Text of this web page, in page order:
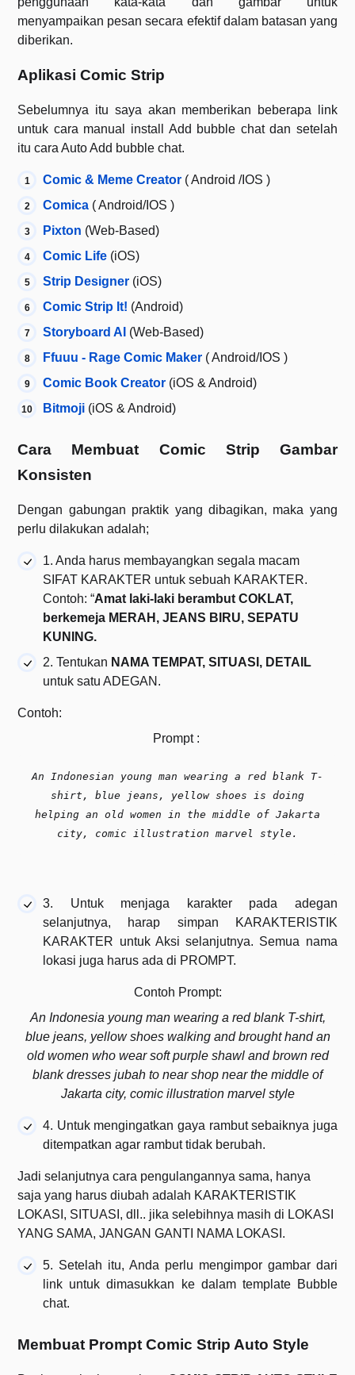
menyampaikan pesan secara efektif dalam batasan yang
diberikan.
Aplikasi Comic Strip
Sebelumnya itu saya akan memberikan beberapa link
untuk cara manual install Add bubble chat dan setelah
itu cara Auto Add bubble chat.
Comic & Meme Creator ( Android /IOS )
Comica ( Android/IOS )
Pixton (Web-Based)
Comic Life (iOS)
Strip Designer (iOS)
Comic Strip It! (Android)
Storyboard AI (Web-Based)
Ffuuu - Rage Comic Maker ( Android/IOS )
Comic Book Creator (iOS & Android)
Bitmoji (iOS & Android)
Cara Membuat Comic Strip Gambar
Konsisten
Dengan gabungan praktik yang dibagikan, maka yang
perlu dilakukan adalah;
1. Anda harus membayangkan segala macam
SIFAT KARAKTER untuk sebuah KARAKTER.
Contoh: “Amat laki-laki berambut COKLAT,
berkemeja MERAH, JEANS BIRU, SEPATU
KUNING.
2. Tentukan NAMA TEMPAT, SITUASI, DETAIL
untuk satu ADEGAN .
Contoh:
Prompt :
An Indonesian young man wearing a red blank T-
shirt, blue jeans, yellow shoes is doing
helping an old women in the middle of Jakarta
city, comic illustration marvel style.
3. Untuk menjaga karakter pada adegan
selanjutnya, harap simpan KARAKTERISTIK
KARAKTER untuk Aksi selanjutnya. Semua nama
lokasi juga harus ada di PROMPT.
Contoh Prompt:
An Indonesia young man wearing a red blank T-shirt,
blue jeans, yellow shoes walking and brought hand an
old women who wear soft purple shawl and brown red
blank dresses jubah to near shop near the middle of
Jakarta city, comic illustration marvel style
4. Untuk mengingatkan gaya rambut sebaiknya juga
ditempatkan agar rambut tidak berubah.
Jadi selanjutnya cara pengulangannya sama, hanya
saja yang harus diubah adalah KARAKTERISTIK
LOKASI, SITUASI, dll.. jika selebihnya masih di LOKASI
YANG SAMA, JANGAN GANTI NAMA LOKASI.
5. Setelah itu, Anda perlu mengimpor gambar dari
link untuk dimasukkan ke dalam template Bubble
chat.
Membuat Prompt Comic Strip Auto Style